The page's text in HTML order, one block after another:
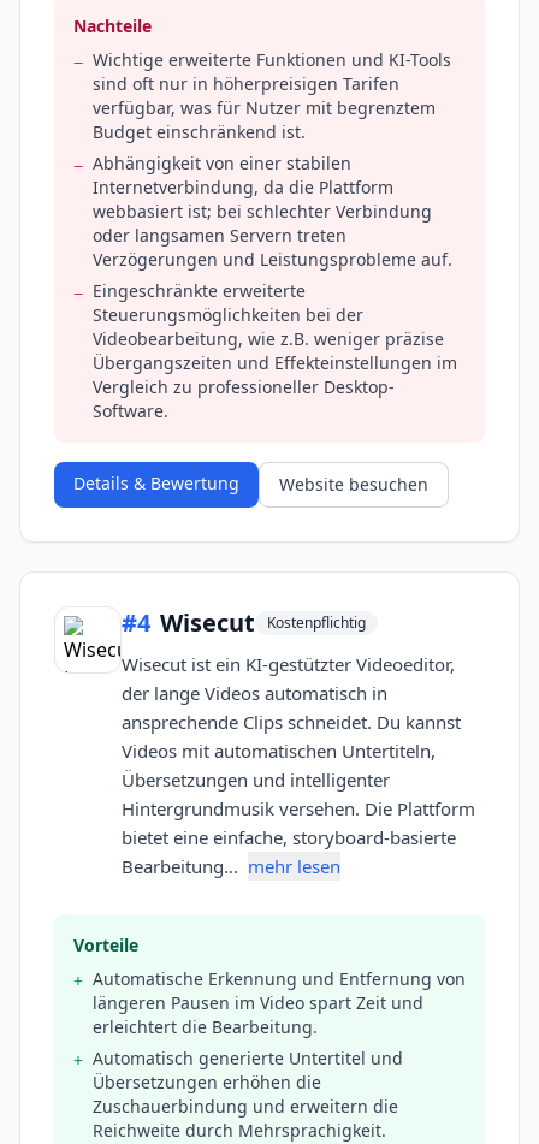
Nachteile
− Wichtige erweiterte Funktionen und KI-Tools
sind oft nur in höherpreisigen Tarifen
verfügbar, was für Nutzer mit begrenztem
Budget einschränkend ist.
− Abhängigkeit von einer stabilen
Internetverbindung, da die Plattform
webbasiert ist; bei schlechter Verbindung
oder langsamen Servern treten
Verzögerungen und Leistungsprobleme auf.
− Eingeschränkte erweiterte
Steuerungsmöglichkeiten bei der
Videobearbeitung, wie z.B. weniger präzise
Übergangszeiten und Effekteinstellungen im
Vergleich zu professioneller Desktop-
Software.
Details & Bewertung Website besuchen
#4 Wisecut Kostenpflichtig
Wisecut ist ein KI-gestützter Videoeditor,
der lange Videos automatisch in
ansprechende Clips schneidet. Du kannst
Videos mit automatischen Untertiteln,
Übersetzungen und intelligenter
Hintergrundmusik versehen. Die Plattform
bietet eine einfache, storyboard-basierte
Bearbeitung… mehr lesen
Vorteile
+ Automatische Erkennung und Entfernung von
längeren Pausen im Video spart Zeit und
erleichtert die Bearbeitung.
+ Automatisch generierte Untertitel und
Übersetzungen erhöhen die
Zuschauerbindung und erweitern die
Reichweite durch Mehrsprachigkeit.